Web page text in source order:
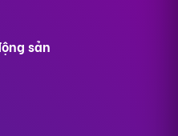
sản